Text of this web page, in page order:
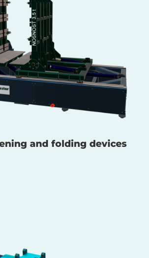
and folding devices